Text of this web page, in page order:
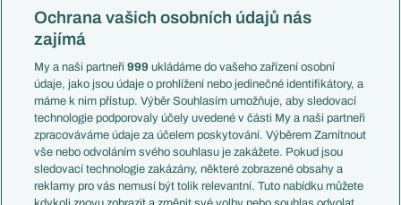
Mistrovství světa
Liga národů
Témata
Představení týmů MS
EuroSkauting
PL v kostce
Evropské koeficienty
Přestupy
Přestupové spekulace
Zranění
Česko
Francie
Itálie
Německo
Španělsko
Argentina
Brazílie
Přestupy
Ochrana vašich osobních údajů nás
zajímá
My a naši partneři999 ukládáme do vašeho zařízení osobní
údaje, jako jsou údaje o prohlížení nebo jedinečné identifikátory, a
máme k nim přístup. Výběr Souhlasím umožňuje, aby sledovací
technologie podporovaly účely uvedené v části My a naši partneři
zpracováváme údaje za účelem poskytování. Výběrem Zamítnout
vše nebo odvoláním svého souhlasu je zakážete. Pokud jsou
sledovací technologie zakázány, některé zobrazené obsahy a
reklamy pro vás nemusí být tolik relevantní. Tuto nabídku můžete